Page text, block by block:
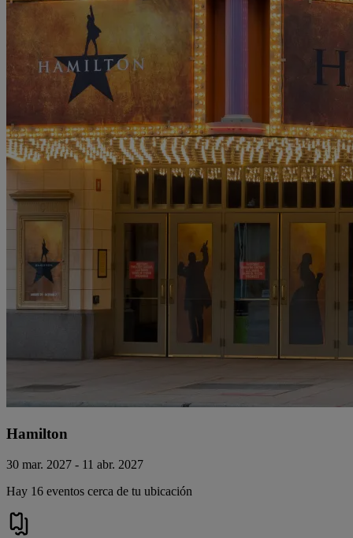
Hamilton
30 mar. 2027 - 11 abr. 2027
Hay 16 eventos cerca de tu ubicación